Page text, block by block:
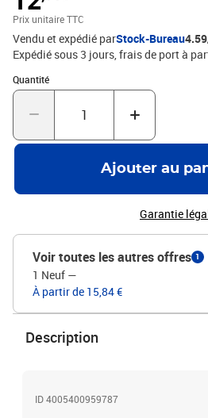
Prix unitaire TTC
Vendu et expédié parStock-Bureau
Expédié sous 3 jours, frais de port à
Quantité
Quantité : 1
Ajouter au
Garantie
Voir toutes les autres offres 1
1 Neuf —
À partir de 15,84 €
Description
ID 4005400959787